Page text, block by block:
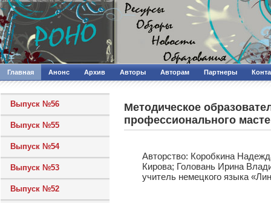
Главная Анонс Архив Авторы Авторам Партнеры
Выпуск №56
Выпуск №55
Выпуск №54
Выпуск №53
Выпуск №52
Методическое
профессионального
Авторcтво: Коробкина
Кирова; Головань Ирина
учитель немецкого языка